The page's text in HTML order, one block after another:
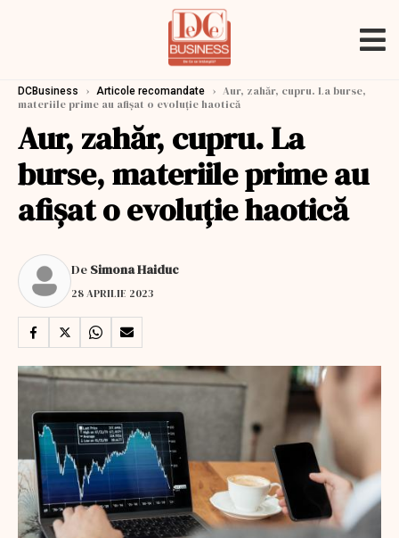
DCBusiness › Articole recomandate › Aur, zahăr, cupru. La burse,
materiile prime au afișat o evoluție haotică
Aur, zahăr, cupru. La
burse, materiile prime au
afișat o evoluție haotică
De Simona Haiduc
28 APRILIE 2023